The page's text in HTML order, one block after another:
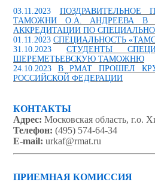
03.11.2023
ТАМОЖНИ О.А. АНДРЕЕВА В
АККРЕДИТАЦИИ ПО
01.11.2023 СПЕЦИАЛЬНОСТЬ
31.10.2023 СТУДЕНТЫ
ШЕРЕМЕТЬЕВСКУЮ ТАМОЖНЮ
24.10.2023
В РМАТ ПРОШЕЛ
РОССИЙСКОЙ ФЕДЕРАЦИИ
КОНТАКТЫ
Адрес: Московская область, г.о.
Телефон: (495) 574-64-34
E-mail: urkaf@rmat.ru
ПРИЕМНАЯ КОМИССИЯ